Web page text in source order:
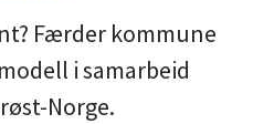
Færder kommune
i samarbeid
Norge.